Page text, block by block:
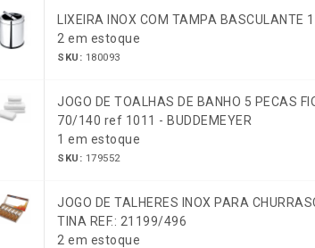
LIXEIRA INOX COM TAMPA
2 em estoque
SKU: 180093
JOGO DE TOALHAS DE BANHO 5 PECAS
70/140 ref 1011 - BUDDEMEYER
1 em estoque
SKU: 179552
JOGO DE TALHERES INOX PARA
TINA REF.: 21199/496
2 em estoque